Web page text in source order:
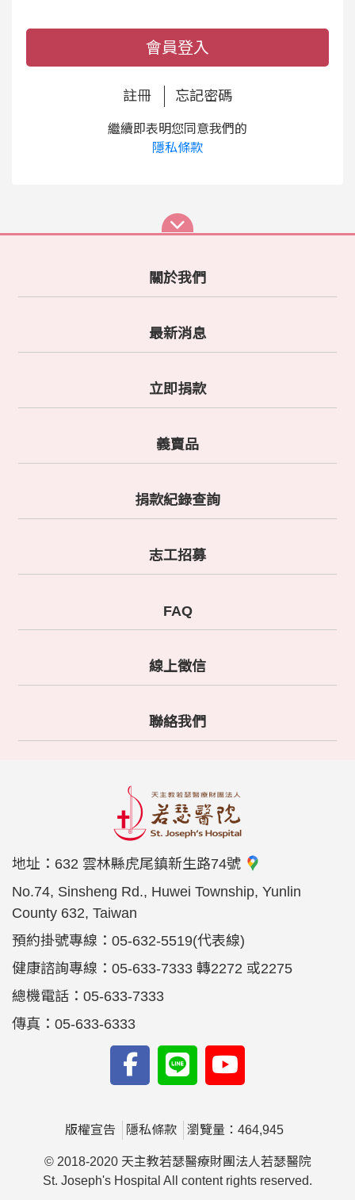
會員登入
註冊 忘記密碼
繼續即表明您同意我們的
隱私條款
關於我們
最新消息
立即捐款
義賣品
捐款紀錄查詢
志工招募
FAQ
線上徵信
聯絡我們
地址： 632 雲林縣虎尾鎮新生路74號
No.74, Sinsheng Rd., Huwei Township, Yunlin
County 632, Taiwan
預約掛號專線：05-632-5519(代表線)
健康諮詢專線：05-633-7333 轉2272 或2275
總機電話：05-633-7333
傳真：05-633-6333
版權宣告 隱私條款 瀏覽量：464,945
© 2018-2020 天主教若瑟醫療財團法人若瑟醫院
St. Joseph's Hospital All content rights reserved.